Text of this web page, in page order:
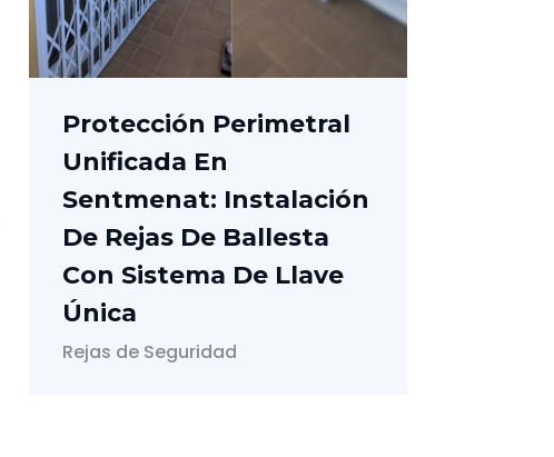
Protección Perimetral
Unificada En
Sentmenat: Instalación
De Rejas De Ballesta
Con Sistema De Llave
Única
Rejas de Seguridad